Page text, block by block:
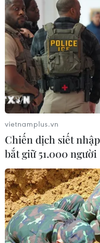
vietnamplus.vn
Chiến dịch siết
bắt giữ 51.000 người